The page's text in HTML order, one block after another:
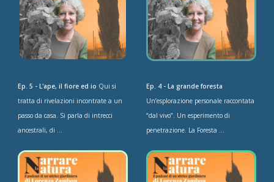
Ep. 5 - L'ape, il fiore ed io Qui si
tratta di rivelazioni incontrate a un
passo da casa. Si parla di intrecci
ancestrali, di ...
Ep. 4 - La grande foresta
Un’esplorazione personale raccontata
“dal vivo”. Un esperimento di
penetrazione. La Foresta ...